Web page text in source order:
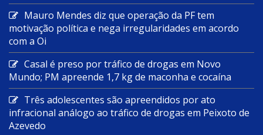
Mauro Mendes diz que operação da PF tem
motivação política e nega irregularidades em acordo
com a Oi
Casal é preso por tráfico de drogas em Novo
Mundo; PM apreende 1,7 kg de maconha e cocaína
Três adolescentes são apreendidos por ato
infracional análogo ao tráfico de drogas em Peixoto de
Azevedo